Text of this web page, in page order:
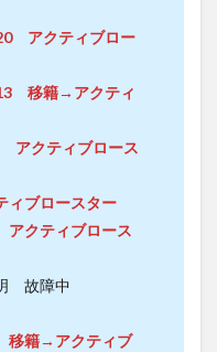
アクティブロー
移籍→アクティ
アクティブロース
ブロースター
クティブロース
故障中
籍→アクティブ